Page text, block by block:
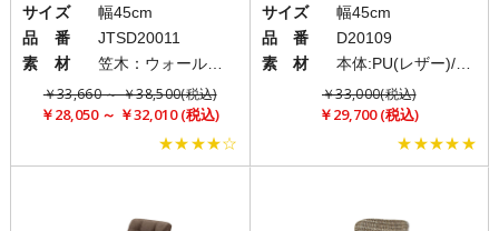
サイズ
幅45cm
品 番
JTSD20011
素 材
笠木：ウォールナット・オーク/フレーム：オーク/座面：合成皮革張り
￥33,660 ～ ￥38,500(税込)
￥28,050 ～ ￥32,010 (税込)
★★★★☆
サイズ
幅45cm
品 番
D20109
素 材
￥33,000(税込)
￥29,700 (税込)
★★★★★